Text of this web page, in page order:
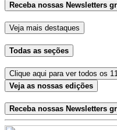
Receba nossas Newsletters
Veja mais destaques
Todas as seções
Clique aqui para ver todos os
Veja as nossas edições
Receba nossas Newsletters